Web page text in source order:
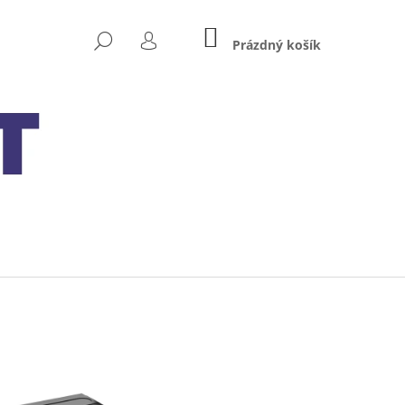
HLEDAT
PŘIHLÁŠENÍ
NÁKUPNÍ
KOŠÍK
Prázdný košík
MXS 5.0 TEST&CHARGE